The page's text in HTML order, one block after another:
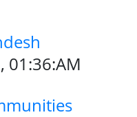
01:36:AM